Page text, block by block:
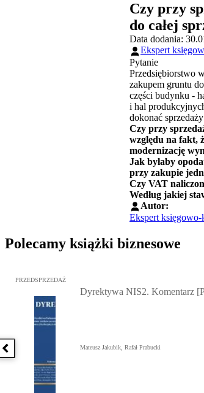
Czy przy
do całej
Data dodania:
Ekspert
Pytanie
Przedsiębiorstwo
zakupem gruntu
części budynku -
i hal
dokonać
Czy przy
względu na fakt,
modernizację
Jak byłaby
przy zakupie
Czy VAT
Według jakiej
Autor:
Ekspert
Polecamy książki biznesowe
Poprzednia książka
Przejdź do: Dyrektywa NIS2. Komentarz
PRZEDSPRZEDAŻ
Dyrektywa NIS2. Komentarz
Mateusz Jakubik, Rafał Prabucki